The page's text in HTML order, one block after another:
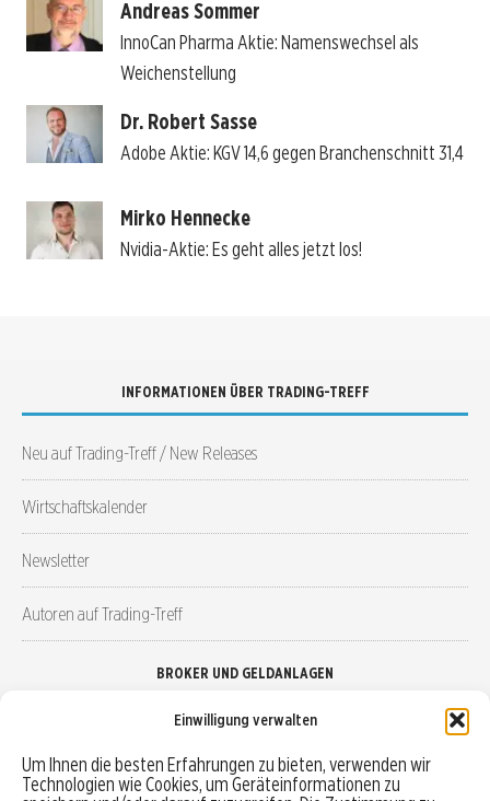
Einwilligung verwalten
Um Ihnen die besten Erfahrungen zu bieten, verwenden wir
Technologien wie Cookies, um Geräteinformationen zu
Andreas Sommer
InnoCan Pharma Aktie: Namenswechsel als
Weichenstellung
Dr. Robert Sasse
Adobe Aktie: KGV 14,6 gegen Branchenschnitt 31,4
Mirko Hennecke
Nvidia-Aktie: Es geht alles jetzt los!
INFORMATIONEN ÜBER TRADING-TREFF
Neu auf Trading-Treff / New Releases
Wirtschaftskalender
Newsletter
Autoren auf Trading-Treff
BROKER UND GELDANLAGEN
Robo-Advisor vergleichen